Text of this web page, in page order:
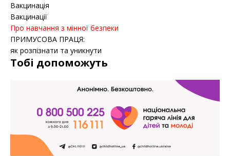
Вакцинація
Вакцинації
Про навчання з мінної безпеки
ПРИМУСОВА ПРАЦЯ:
як розпізнати та уникнути
Тобі допоможуть